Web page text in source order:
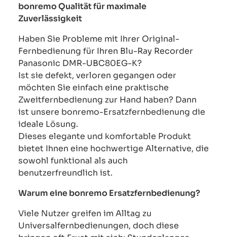
bonremo Qualität für maximale
Zuverlässigkeit
Haben Sie Probleme mit Ihrer Original-
Fernbedienung für Ihren Blu-Ray Recorder
Panasonic DMR-UBC80EG-K?
Ist sie defekt, verloren gegangen oder
möchten Sie einfach eine praktische
Zweitfernbedienung zur Hand haben? Dann
ist unsere bonremo-Ersatzfernbedienung die
ideale Lösung.
Dieses elegante und komfortable Produkt
bietet Ihnen eine hochwertige Alternative, die
sowohl funktional als auch
benutzerfreundlich ist.
Warum eine bonremo Ersatzfernbedienung?
Viele Nutzer greifen im Alltag zu
Universalfernbedienungen, doch diese